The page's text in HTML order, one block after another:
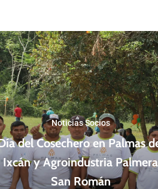
Noticias Socios
del Cosechero en Palmas
Ixcán y Agroindustria Palmera
San Román